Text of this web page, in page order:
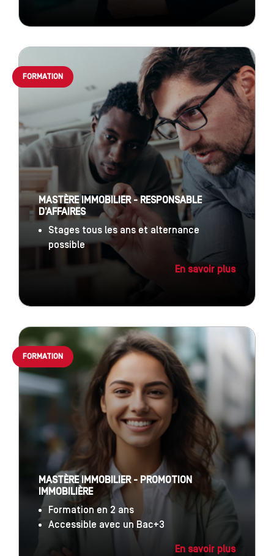
MASTÈRE IMMOBILIER - RESPONSABLE
D’AFFAIRES
Stages tous les ans et alternance
possible
En savoir plus
FORMATION
MASTÈRE IMMOBILIER - PROMOTION
IMMOBILIÈRE
Formation en 2 ans
Accessible avec un Bac+3
En savoir plus
FORMATION